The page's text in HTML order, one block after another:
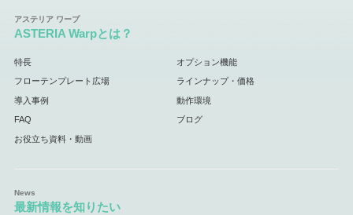
ASTERIA Warpとは？
特長 オプション機能
フローテンプレート広場 ラインナップ・価格
導入事例 動作環境
FAQ ブログ
お役立ち資料・動画
最新情報を知りたい